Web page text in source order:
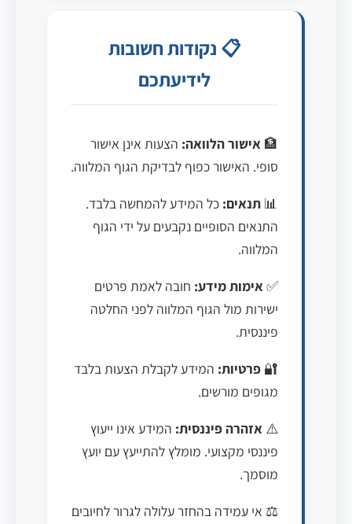
📋 נקודות חשובות
לידיעתכם
🏦 אישור הלוואה: הצעות אינן אישור
סופי. האישור כפוף לבדיקת הגוף המלווה.
📊 תנאים: כל המידע להמחשה בלבד.
התנאים הסופיים נקבעים על ידי הגוף
המלווה.
✅ אימות מידע: חובה לאמת פרטים
ישירות מול הגוף המלווה לפני החלטה
פיננסית.
🔐 פרטיות: המידע לקבלת הצעות בלבד
מגופים מורשים.
⚠️ אזהרה פיננסית: המידע אינו ייעוץ
פיננסי מקצועי. מומלץ להתייעץ עם יועץ
מוסמך.
⚖️ אי עמידה בהחזר עלולה לגרור לחיובים